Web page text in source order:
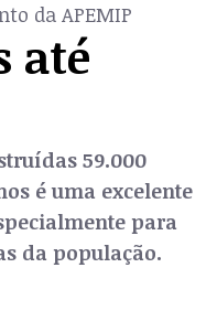
da APEMIP
até
59.000
é uma excelente
para
da população.